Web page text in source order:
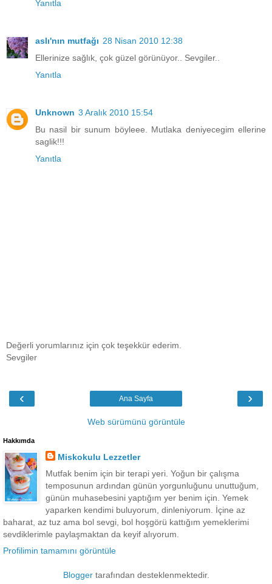
Yanıtla
aslı'nın mutfağı 28 Nisan 2010 12:38
Ellerinize sağlık, çok güzel görünüyor.. Sevgiler..
Yanıtla
Unknown 3 Aralık 2010 15:54
Bu nasil bir sunum böyleee. Mutlaka deniyecegim ellerine
saglik!!!
Yanıtla
Değerli yorumlarınız için çok teşekkür ederim.
Sevgiler
‹ ›
Ana Sayfa
Web sürümünü görüntüle
Hakkımda
Miskokulu Lezzetler
Mutfak benim için bir terapi yeri. Yoğun bir çalışma
temposunun ardından günün yorgunluğunu unuttuğum,
günün muhasebesini yaptığım yer benim için. Yemek
yaparken kendimi buluyorum, dinleniyorum. İçine az
baharat, az tuz ama bol sevgi, bol hoşgörü kattığım yemeklerimi
sevdiklerimle paylaşmaktan da keyif alıyorum.
Profilimin tamamını görüntüle
Bloggertarafından desteklenmektedir.